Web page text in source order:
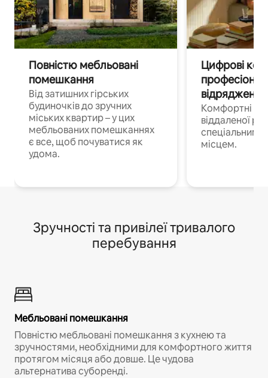
Повністю мебльовані
помешкання
Від затишних гірських
будиночків до зручних
міських квартир – у цих
мебльованих помешканнях
є все, щоб почуватися як
удома.
Цифрові
Комфортні
віддаленої
спеціальним
місцем.
Зручності та привілеї тривалого
перебування
Мебльовані помешкання
Повністю мебльовані помешкання з кухнею та
зручностями, необхідними для комфортного життя
протягом місяця або довше. Це чудова
альтернатива суборенді.